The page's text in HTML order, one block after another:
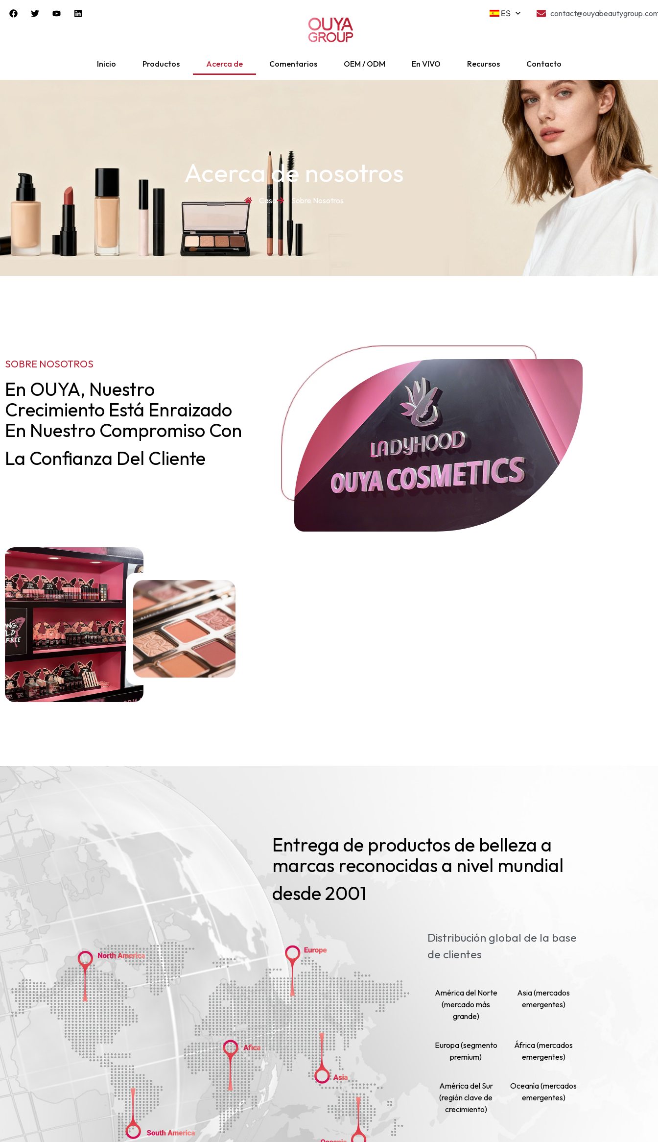
ES
Inicio Productos Acerca de Comentarios OEM / ODM En VIVO Recursos Contacto
Acerca de nosotros
Casa Sobre Nosotros
SOBRE NOSOTROS
En OUYA, Nuestro
Crecimiento Está Enraizado
En Nuestro Compromiso Con
La Confianza Del Cliente
mediante una comprensión profunda y superando constantemente las
expectativas de los clientes.
En la industria cosmética en rápida evolución, OUYA mantiene la
dedicación a perfeccionar la seguridad y la eficacia de los productos.
Este compromiso surge de nuestra filosofía única de belleza: la
verdadera belleza debe construirse sobre una base de salud y
confianza. Guiada por este principio, OUYA estableció nuestra
doctrina de "Solo productos de confianza" desde el principio.
Desde nuestra selección global de proveedores de materias primas
premium, hasta I+ D asociaciones con instituciones de prueba
reconocidas internacionalmente y propiedad de 47 tecnologías
patentadas, hasta la producción en salas limpias GMPC de nivel
100.000 - cada lote de producto se somete a un cribado de calidad en
múltiples etapas con códigos de trazabilidad únicos, logrando una
Entrega de productos de belleza a
marcas reconocidas a nivel mundial
desde 2001
Distribución global de la base
de clientes
América del Norte
(mercado más
grande)
Asia (mercados
emergentes)
Europa (segmento
premium)
África (mercados
emergentes)
América del Sur
(región clave de
crecimiento)
Oceanía (mercados
emergentes)